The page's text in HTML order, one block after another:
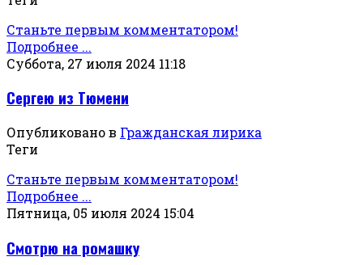
Станьте первым комментатором!
Подробнее ...
Суббота, 27 июля 2024 11:18
Сергею из Тюмени
Опубликовано в Гражданская лирика
Теги
Станьте первым комментатором!
Подробнее ...
Пятница, 05 июля 2024 15:04
Смотрю на ромашку